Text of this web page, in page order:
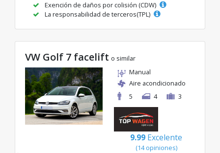
Exención de daños por colisión (CDW)
La responsabilidad de terceros(TPL)
VW Golf 7 facelift o similar
Manual
Aire acondicionado
5
4 3
9.99 Excelente
(14 opiniones)